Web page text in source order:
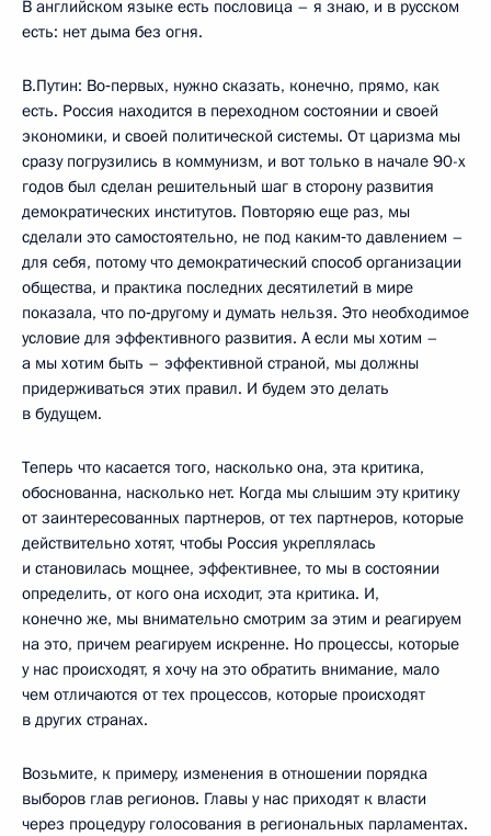
В английском языке есть пословица – я знаю, и в русском
есть: нет дыма без огня.
В.Путин: Во‑первых, нужно сказать, конечно, прямо, как
есть. Россия находится в переходном состоянии и своей
экономики, и своей политической системы. От царизма мы
сразу погрузились в коммунизм, и вот только в начале 90-х
годов был сделан решительный шаг в сторону развития
демократических институтов. Повторяю еще раз, мы
сделали это самостоятельно, не под каким‑то давлением –
для себя, потому что демократический способ организации
общества, и практика последних десятилетий в мире
показала, что по‑другому и думать нельзя. Это необходимое
условие для эффективного развития. А если мы хотим –
а мы хотим быть – эффективной страной, мы должны
придерживаться этих правил. И будем это делать
в будущем.
Теперь что касается того, насколько она, эта критика,
обоснованна, насколько нет. Когда мы слышим эту критику
от заинтересованных партнеров, от тех партнеров, которые
действительно хотят, чтобы Россия укреплялась
и становилась мощнее, эффективнее, то мы в состоянии
определить, от кого она исходит, эта критика. И,
конечно же, мы внимательно смотрим за этим и реагируем
на это, причем реагируем искренне. Но процессы, которые
у нас происходят, я хочу на это обратить внимание, мало
чем отличаются от тех процессов, которые происходят
в других странах.
Возьмите, к примеру, изменения в отношении порядка
выборов глав регионов. Главы у нас приходят к власти
через процедуру голосования в региональных парламентах.